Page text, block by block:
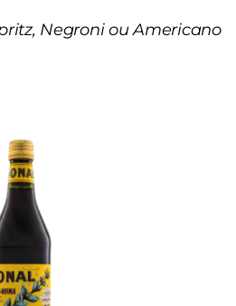
Negroni ou Americano